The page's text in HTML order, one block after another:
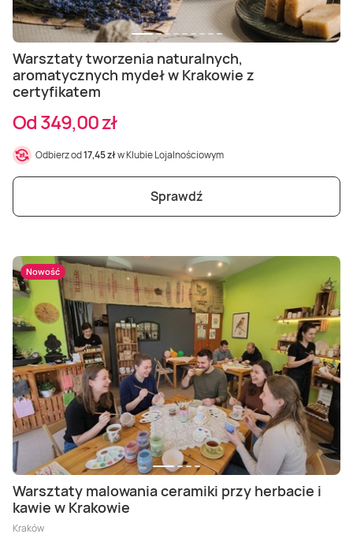
Warsztaty tworzenia naturalnych,
aromatycznych mydeł w Krakowie z
certyfikatem
Od 349,00 zł
Odbierz od17,45 złw Klubie Lojalnościowym
Sprawdź
Nowość
Warsztaty malowania ceramiki przy herbacie i
kawie w Krakowie
Kraków